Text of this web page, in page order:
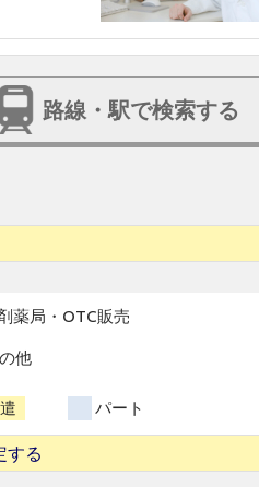
路線・駅で検索する
薬局・OTC販売
他
パート
する